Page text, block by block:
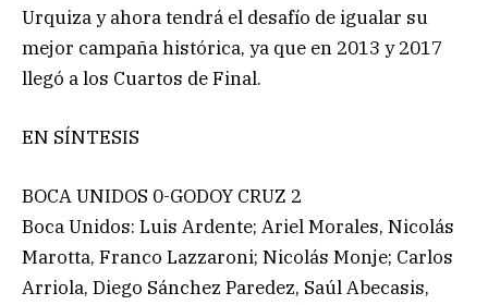
Urquiza y ahora tendrá el desafío de igualar su
mejor campaña histórica, ya que en 2013 y 2017
llegó a los Cuartos de Final.
EN SÍNTESIS
BOCA UNIDOS 0-GODOY CRUZ 2
Boca Unidos: Luis Ardente; Ariel Morales, Nicolás
Marotta, Franco Lazzaroni; Nicolás Monje; Carlos
Arriola, Diego Sánchez Paredez, Saúl Abecasis,